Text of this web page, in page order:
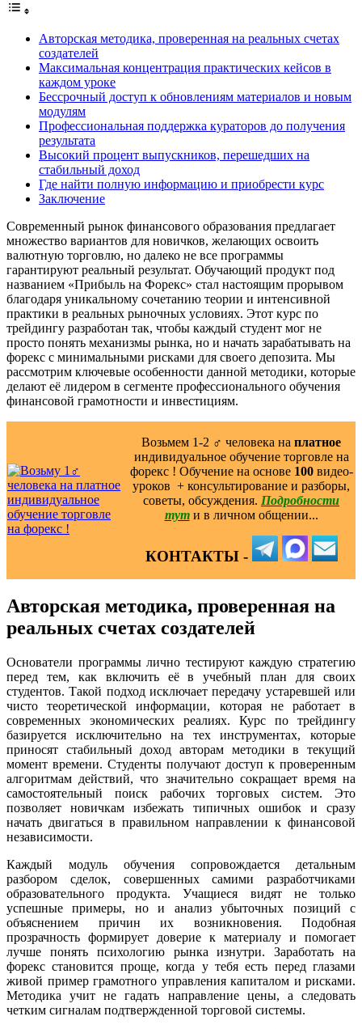
Авторская методика, проверенная на реальных счетах
создателей
Максимальная концентрация практических кейсов в
каждом уроке
Бессрочный доступ к обновлениям материалов и новым
модулям
Профессиональная поддержка кураторов до получения
результата
Высокий процент выпускников, перешедших на
стабильный доход
Где найти полную информацию и приобрести курс
Заключение
Современный рынок финансового образования предлагает
множество вариантов для новичков, желающих освоить
валютную торговлю, но далеко не все программы
гарантируют реальный результат. Обучающий продукт под
названием «Прибыль на Форекс» стал настоящим прорывом
благодаря уникальному сочетанию теории и интенсивной
практики в реальных рыночных условиях. Этот курс по
трейдингу разработан так, чтобы каждый студент мог не
просто понять механизмы рынка, но и начать зарабатывать на
форекс с минимальными рисками для своего депозита. Мы
рассмотрим ключевые особенности данной методики, которые
делают её лидером в сегменте профессионального обучения
финансовой грамотности и инвестициям.
Возьмем 1-2 ‍♂️ человека на платное
индивидуальное обучение торговле на
форекс ! Обучение на основе 100видео-
уроков ️ + консультирование и разборы,
советы, обсуждения. Подробности
тут и в личном общении...
КОНТАКТЫ -
Авторская методика, проверенная на
реальных счетах создателей
Основатели программы лично тестируют каждую стратегию
перед тем, как включить её в учебный план для своих
студентов. Такой подход исключает передачу устаревшей или
чисто теоретической информации, которая не работает в
современных экономических реалиях. Курс по трейдингу
базируется исключительно на тех инструментах, которые
приносят стабильный доход авторам методики в текущий
момент времени. Студенты получают доступ к проверенным
алгоритмам действий, что значительно сокращает время на
самостоятельный поиск рабочих торговых систем. Это
позволяет новичкам избежать типичных ошибок и сразу
начать двигаться в правильном направлении к финансовой
независимости.
Каждый модуль обучения сопровождается детальным
разбором сделок, совершенных самими разработчиками
образовательного продукта. Учащиеся видят не только
успешные примеры, но и анализ убыточных позиций с
объяснением причин их возникновения. Подобная
прозрачность формирует доверие к материалу и помогает
лучше понять психологию рынка изнутри. Заработать на
форекс становится проще, когда у тебя есть перед глазами
живой пример грамотного управления капиталом и рисками.
Методика учит не гадать направление цены, а следовать
четким сигналам подтвержденной торговой системы.